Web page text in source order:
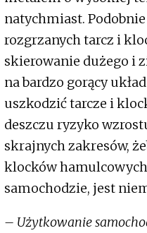
natychmiast.
rozgrzanych tarcz i
skierowanie dużego i
na bardzo gorący
uszkodzić tarcze i
deszczu ryzyko
skrajnych zakresów,
klocków
samochodzie, jest
– Użytkowanie